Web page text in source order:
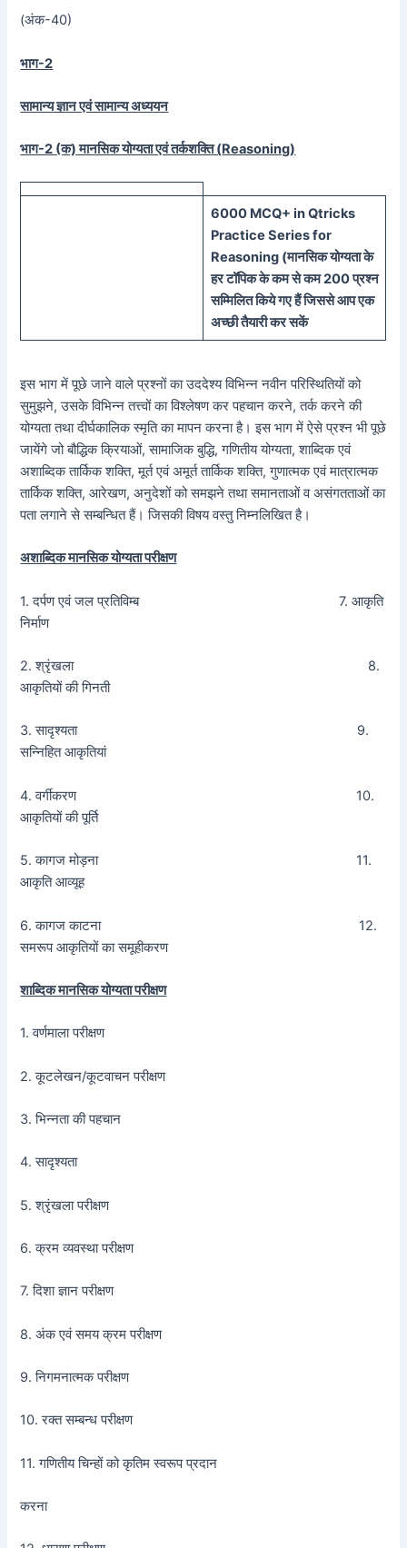
(अंक-40)
भाग-2
सामान्य ज्ञान एवं सामान्य अध्ययन
भाग-2 (क) मानसिक योग्यता एवं तर्कशक्ति (Reasoning)
6000 MCQ+ inQtricks
Practice Seriesfor
Reasoning (मानसिकयोग्यता के
हर टॉपिक के कम से कम 200 प्रश्न
सम्मिलित किये गए हैं जिससे आप एक
अच्छी तैयारी कर सकें
इस भाग में पूछे जाने वाले प्रश्नों का उददेश्य विभिन्न नवीन परिस्थितियों को
सुमुझने, उसके विभिन्न तत्त्वों का विश्लेषण कर पहचान करने, तर्क करने की
योग्यता तथा दीर्घकालिक स्मृति का मापन करना है। इस भाग में ऐसे प्रश्न भी पूछे
जायेंगे जो बौद्धिक क्रियाओं, सामाजिक बुद्धि, गणितीय योग्यता, शाब्दिक एवं
अशाब्दिक तार्किक शक्ति, मूर्त एवं अमूर्त तार्किक शक्ति, गुणात्मक एवं मात्रात्मक
तार्किक शक्ति, आरेखण, अनुदेशों को समझने तथा समानताओं व असंगतताओं का
पता लगाने से सम्बन्धित हैं। जिसकी विषय वस्तु निम्नलिखित है।
अशाब्दिक मानसिक योग्यता परीक्षण
1. दर्पण एवं जल प्रतिविम्ब 7. आकृति
निर्माण
2. श्रृंखला 8.
आकृतियों की गिनती
3. सादृश्यता 9.
सन्निहित आकृतियां
4. वर्गीकरण 10.
आकृतियों की पूर्ति
5. कागज मोड़ना 11.
आकृति आव्यूह
6. कागज काटना 12.
समरूप आकृतियों का समूहीकरण
शाब्दिक मानसिक योग्यता परीक्षण
1. वर्णमाला परीक्षण
2. कूटलेखन/कूटवाचन परीक्षण
3. भिन्नता की पहचान
4. सादृश्यता
5. श्रृंखला परीक्षण
6. क्रम व्यवस्था परीक्षण
7. दिशा ज्ञान परीक्षण
8. अंक एवं समय क्रम परीक्षण
9. निगमनात्मक परीक्षण
10. रक्त सम्बन्ध परीक्षण
11. गणितीय चिन्हों को कृतिम स्वरूप प्रदान
करना